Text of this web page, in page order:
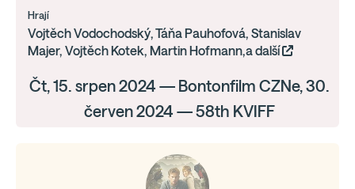
Hrají
Vojtěch Vodochodský, Táňa Pauhofová, Stanislav
Majer, Vojtěch Kotek, Martin Hofmann,a další
Čt, 15. srpen 2024 — Bontonfilm CZNe, 30.
červen 2024 — 58th KVIFF